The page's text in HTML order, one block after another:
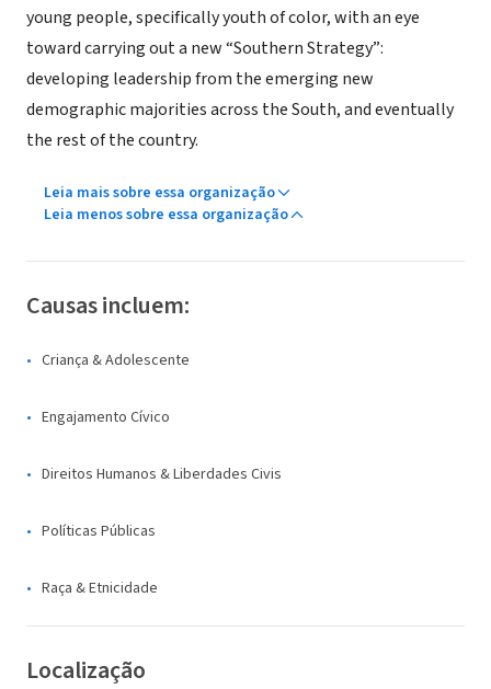
young people, specifically youth of color, with an eye
toward carrying out a new “Southern Strategy”:
developing leadership from the emerging new
demographic majorities across the South, and eventually
the rest of the country.
Leia mais sobre essa organização
Leia menos sobre essa organização
Causas incluem:
Criança & Adolescente
Engajamento Cívico
Direitos Humanos & Liberdades Civis
Políticas Públicas
Raça & Etnicidade
Localização